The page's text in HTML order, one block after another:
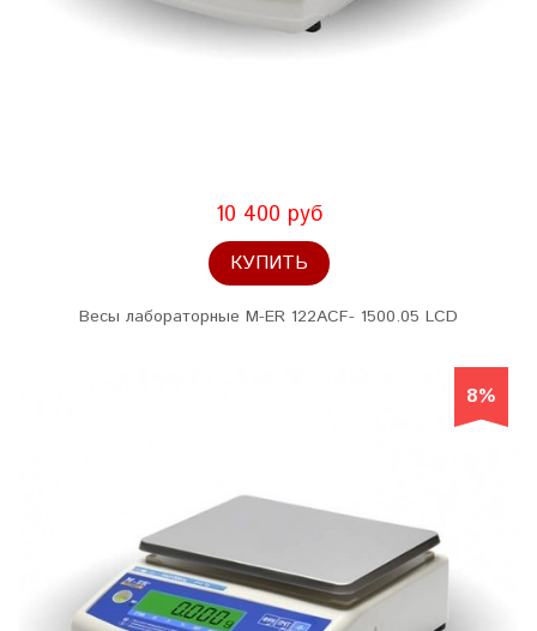
10 400 руб
КУПИТЬ
Весы лабораторные M-ER 122ACF- 1500.05 LCD
8%